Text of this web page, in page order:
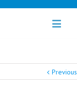
Previous